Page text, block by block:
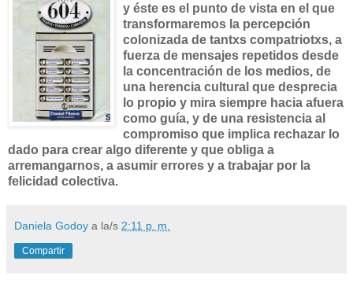
y éste es el punto de vista en el que
transformaremos la percepción
colonizada de tantxs compatriotxs, a
fuerza de mensajes repetidos desde
la concentración de los medios, de
una herencia cultural que desprecia
lo propio y mira siempre hacia afuera
como guía, y de una resistencia al
compromiso que implica rechazar lo
dado para crear algo diferente y que obliga a
arremangarnos, a asumir errores y a trabajar por la
felicidad colectiva.
Daniela Godoy a la/s 2:11 p. m.
Compartir